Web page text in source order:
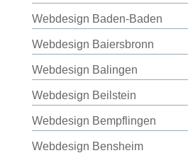
Webdesign Baden-Baden
Webdesign Baiersbronn
Webdesign Balingen
Webdesign Beilstein
Webdesign Bempflingen
Webdesign Bensheim